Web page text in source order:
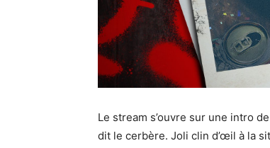
Le stream s’ouvre sur une intro
dit le cerbère. Joli clin d’œil à la